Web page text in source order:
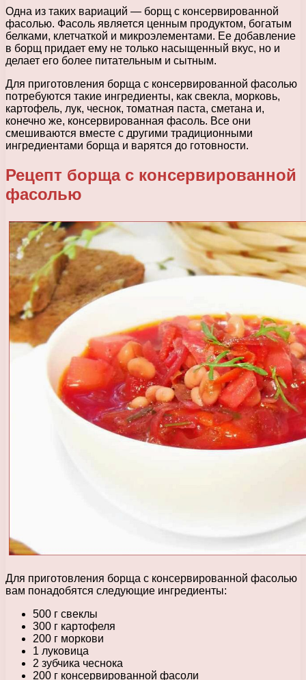
Одна из таких вариаций — борщ с консервированной
фасолью. Фасоль является ценным продуктом, богатым
белками, клетчаткой и микроэлементами. Ее добавление
в борщ придает ему не только насыщенный вкус, но и
делает его более питательным и сытным.
Для приготовления борща с консервированной фасолью
потребуются такие ингредиенты, как свекла, морковь,
картофель, лук, чеснок, томатная паста, сметана и,
конечно же, консервированная фасоль. Все они
смешиваются вместе с другими традиционными
ингредиентами борща и варятся до готовности.
Рецепт борща с консервированной
фасолью
Для приготовления борща с консервированной фасолью
вам понадобятся следующие ингредиенты:
500 г свеклы
300 г картофеля
200 г моркови
1 луковица
2 зубчика чеснока
200 г консервированной фасоли